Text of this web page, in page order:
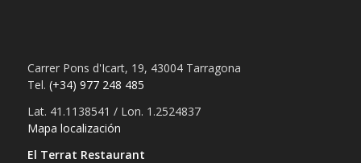
Carrer Pons d'Icart, 19, 43004 Tarragona
Tel. (+34) 977 248 485
Lat. 41.1138541 / Lon. 1.2524837
Mapa localización
El Terrat Restaurant